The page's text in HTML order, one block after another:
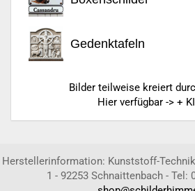
Gedenktafeln
Bilder teilweise kreiert
Hier verfügbar -> +
Herstellerinformation: Kunststoff-
1 - 92253 Schnaittenbach - Tel: